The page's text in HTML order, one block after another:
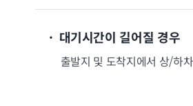
· 대기시간이 길어질 경우
출발지 및 도착지에서 상/하